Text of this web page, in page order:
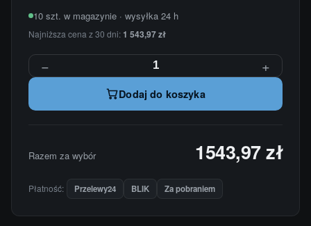
10 szt. w magazynie · wysyłka 24 h
Najniższa cena z 30 dni:1 543,97 zł
− +
Dodaj do koszyka
Razem za wybór 1543,97 zł
Płatność: Przelewy24 BLIK Za pobraniem